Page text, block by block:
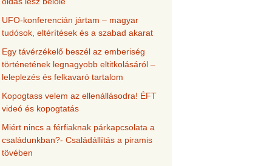
UFO-konferencián jártam – magyar
tudósok, eltérítések és a szabad akarat
Egy távérzékelő beszél az emberiség
történetének legnagyobb eltitkolásáról –
leleplezés és felkavaró tartalom
Kopogtass velem az ellenállásodra! ÉFT
videó és kopogtatás
Miért nincs a férfiaknak párkapcsolata a
családunkban?- Családállítás a piramis
tövében